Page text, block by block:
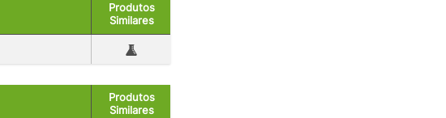
Produtos
Similares
Produtos
Similares